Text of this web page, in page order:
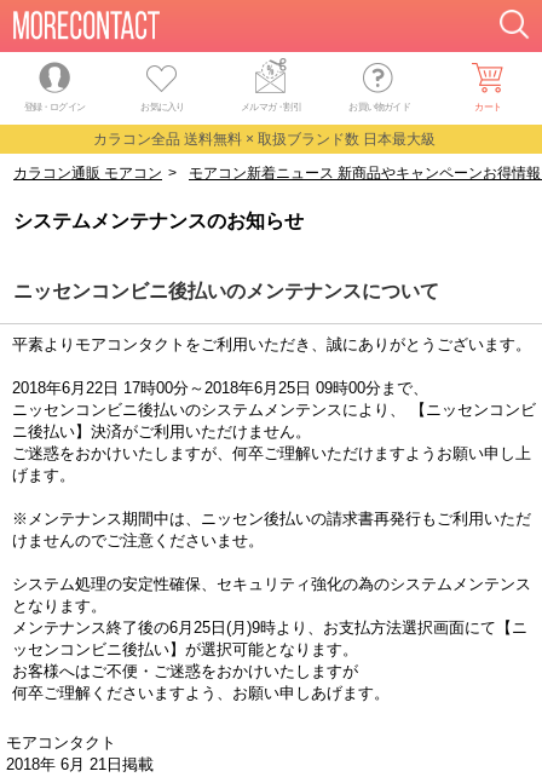
登録・ログイン お気に入り メルマガ・割引 お買い物ガイド カート
カラコン全品 送料無料 × 取扱ブランド数 日本最大級
カラコン通販 モアコン > モアコン新着ニュース 新商品やキャンペーンお得情
システムメンテナンスのお知らせ
ニッセンコンビニ後払いのメンテナンスについて
平素よりモアコンタクトをご利用いただき、誠にありがとうございます。
2018年6月22日 17時00分～2018年6月25日 09時00分まで、
ニッセンコンビニ後払いのシステムメンテンスにより、 【ニッセンコンビ
ニ後払い】決済がご利用いただけません。
ご迷惑をおかけいたしますが、何卒ご理解いただけますようお願い申し上
げます。
※メンテナンス期間中は、ニッセン後払いの請求書再発行もご利用いただ
けませんのでご注意くださいませ。
システム処理の安定性確保、セキュリティ強化の為のシステムメンテンス
となります。
メンテナンス終了後の6月25日(月)9時より、お支払方法選択画面にて【ニ
ッセンコンビニ後払い】が選択可能となります。
お客様へはご不便・ご迷惑をおかけいたしますが
何卒ご理解くださいますよう、お願い申しあげます。
モアコンタクト
2018年 6月 21日掲載